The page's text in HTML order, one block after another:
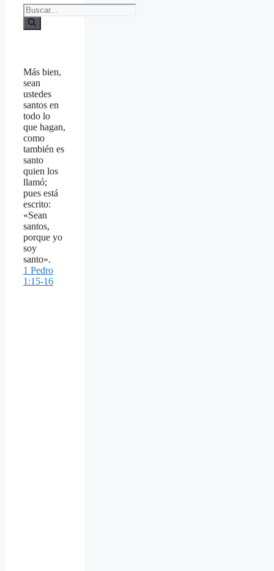
Buscar:
Más bien,
sean
ustedes
santos en
todo lo
que hagan,
como
también es
santo
quien los
llamó;
pues está
escrito:
«Sean
santos,
porque yo
soy
santo».
1 Pedro
1:15-16